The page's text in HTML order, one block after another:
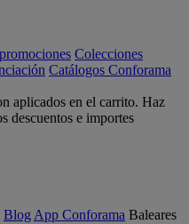
Colecciones
Catálogos Conforama
aplicados en el carrito. Haz
descuentos e importes
Blog App Conforama Baleares